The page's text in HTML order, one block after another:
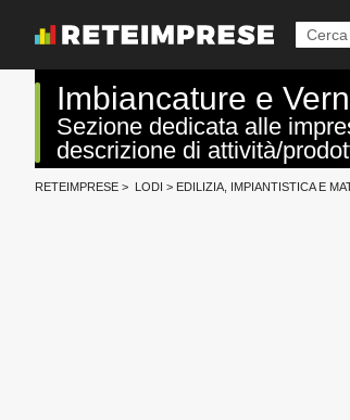
Imbiancature e
Sezione dedicata alle
descrizione di attività/
RETEIMPRESE > LODI > EDILIZIA, IMPIANTISTICA E